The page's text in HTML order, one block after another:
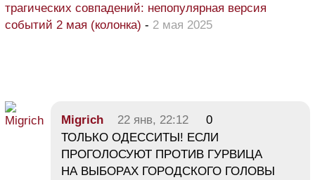
трагических совпадений: непопулярная версия
событий 2 мая (колонка) - 2 мая 2025
Migrich 22 янв, 22:12
0
ТОЛЬКО ОДЕССИТЫ! ЕСЛИ
ПРОГОЛОСУЮТ ПРОТИВ ГУРВИЦА
НА ВЫБОРАХ ГОРОДСКОГО ГОЛОВЫ